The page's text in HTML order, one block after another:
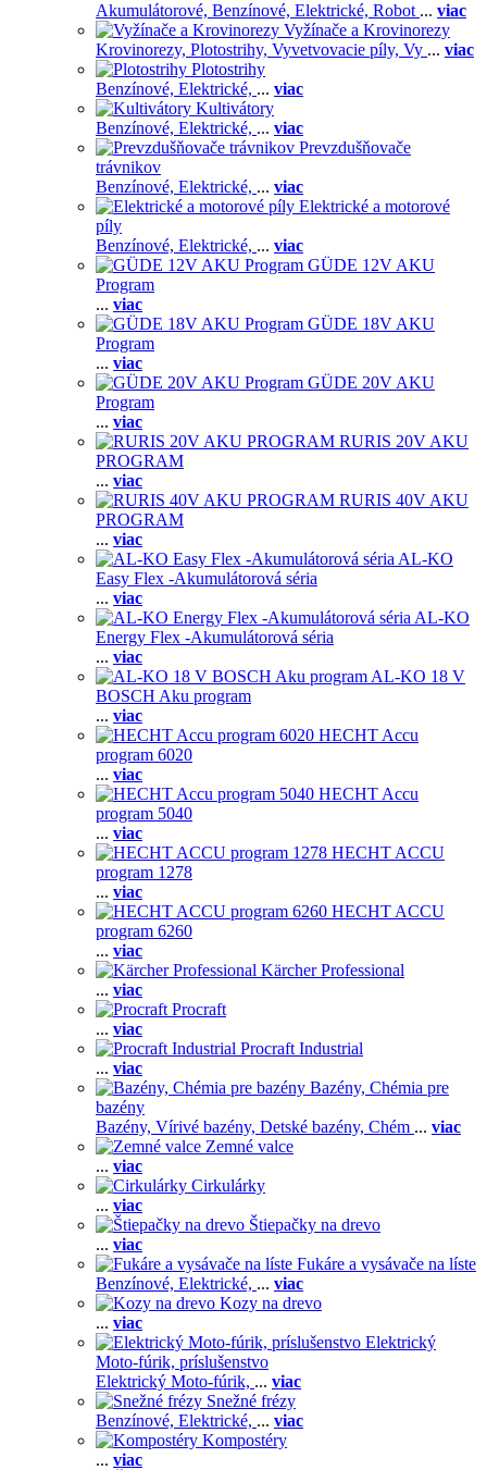
Akumulátorové, Benzínové, Elektrické, Robot ... viac
Vyžínače a Krovinorezy
Krovinorezy, Plotostrihy, Vyvetvovacie píly, Vy ... viac
Plotostrihy
Benzínové, Elektrické, ... viac
Kultivátory
Benzínové, Elektrické, ... viac
Prevzdušňovače
trávnikov
Benzínové, Elektrické, ... viac
Elektrické a motorové
píly
Benzínové, Elektrické, ... viac
GÜDE 12V AKU
Program
... viac
GÜDE 18V AKU
Program
... viac
GÜDE 20V AKU
Program
... viac
RURIS 20V AKU
PROGRAM
... viac
RURIS 40V AKU
PROGRAM
... viac
AL-KO
Easy Flex -Akumulátorová séria
... viac
AL-KO
Energy Flex -Akumulátorová séria
... viac
AL-KO 18 V
BOSCH Aku program
... viac
HECHT Accu
program 6020
... viac
HECHT Accu
program 5040
... viac
HECHT ACCU
program 1278
... viac
HECHT ACCU
program 6260
... viac
Kärcher Professional
... viac
Procraft
... viac
Procraft Industrial
... viac
Bazény, Chémia pre
bazény
Bazény, Vírivé bazény, Detské bazény, Chém ... viac
Zemné valce
... viac
Cirkulárky
... viac
Štiepačky na drevo
... viac
Fukáre a vysávače na líste
Benzínové, Elektrické, ... viac
Kozy na drevo
... viac
Elektrický
Moto-fúrik, príslušenstvo
Elektrický Moto-fúrik, ... viac
Snežné frézy
Benzínové, Elektrické, ... viac
Kompostéry
... viac